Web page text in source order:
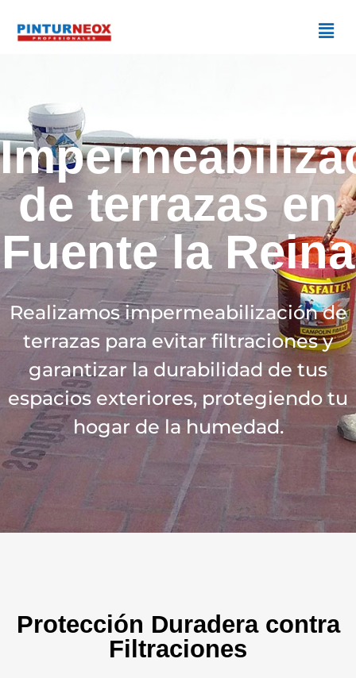
de terrazas en
Fuente la Reina
Realizamos impermeabilización de
terrazas para evitar filtraciones y
garantizar la durabilidad de tus
espacios exteriores, protegiendo tu
hogar de la humedad.
Protección Duradera contra
Filtraciones